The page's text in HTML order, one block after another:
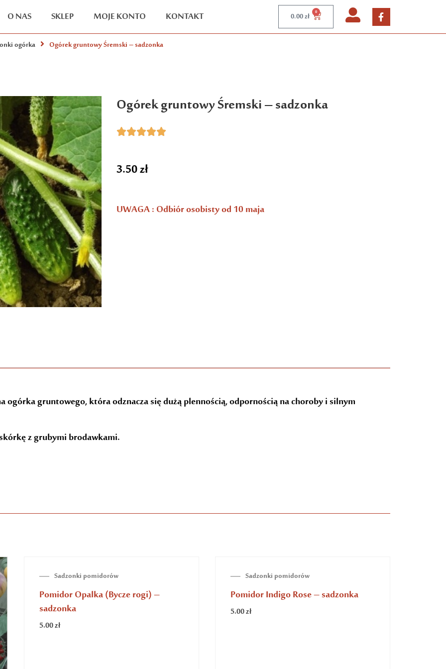
O NAS SKLEP MOJE KONTO KONTAKT 0.00zł 0
ogórka Ogórek gruntowy Śremski – sadzonka
Ogórek gruntowy Śremski – sadzonka

3.50zł
UWAGA : Odbiór osobisty od 10 maja
ogórka gruntowego, która odznacza się dużą plennością, odpornością na choroby i silnym
z grubymi brodawkami.
Sadzonki pomidorów
Pomidor Indigo Rose – sadzonka
5.00zł